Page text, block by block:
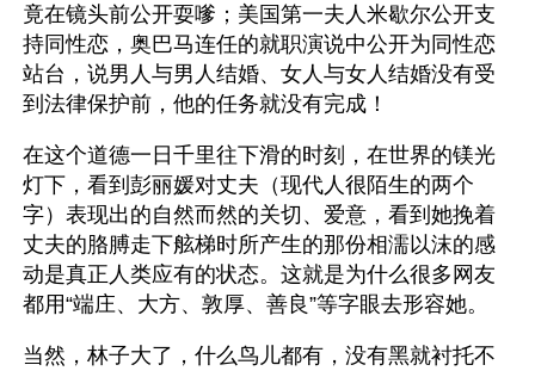
竟在镜头前公开耍嗲；美国第一夫人米歇尔公开支
持同性恋，奥巴马连任的就职演说中公开为同性恋
站台，说男人与男人结婚、女人与女人结婚没有受
到法律保护前，他的任务就没有完成！
在这个道德一日千里往下滑的时刻，在世界的镁光
灯下，看到彭丽媛对丈夫（现代人很陌生的两个
字）表现出的自然而然的关切、爱意，看到她挽着
丈夫的胳膊走下舷梯时所产生的那份相濡以沫的感
动是真正人类应有的状态。这就是为什么很多网友
都用“端庄、大方、敦厚、善良”等字眼去形容她。
当然，林子大了，什么鸟儿都有，没有黑就衬托不